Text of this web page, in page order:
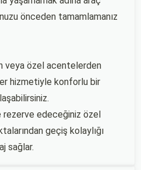
önceden tamamlamanız
veya özel acentelerden
hizmetiyle konforlu bir
rezerve edeceğiniz özel
geçiş kolaylığı
sağlar.